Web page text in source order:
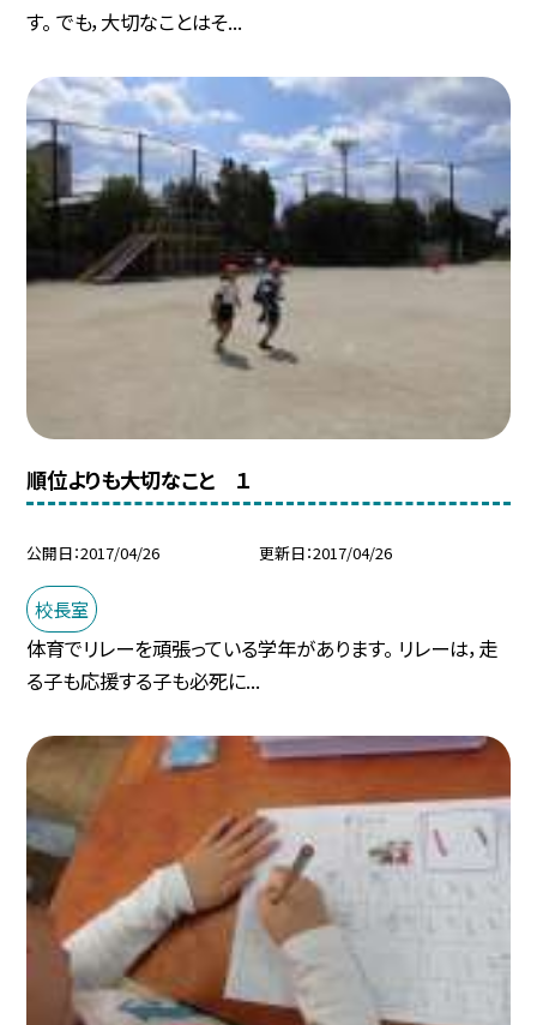
す。 でも，大切なことはそ...
順位よりも大切なこと １
公開日 2017/04/26 更新日 2017/04/26
校長室
体育でリレーを頑張っている学年があります。 リレーは，走
る子も応援する子も必死に...